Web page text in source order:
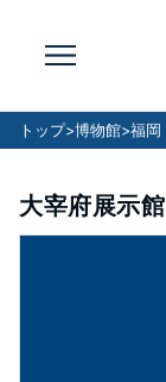
トップ>博物館>福岡
大宰府展示館